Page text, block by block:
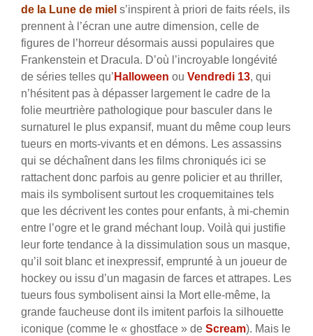
de la Lune de miel s’inspirent à priori de faits réels, ils
prennent à l’écran une autre dimension, celle de
figures de l’horreur désormais aussi populaires que
Frankenstein et Dracula. D’où l’incroyable longévité
de séries telles qu’ Halloween ou Vendredi 13, qui
n’hésitent pas à dépasser largement le cadre de la
folie meurtrière pathologique pour basculer dans le
surnaturel le plus expansif, muant du même coup leurs
tueurs en morts-vivants et en démons. Les assassins
qui se déchaînent dans les films chroniqués ici se
rattachent donc parfois au genre policier et au thriller,
mais ils symbolisent surtout les croquemitaines tels
que les décrivent les contes pour enfants, à mi-chemin
entre l’ogre et le grand méchant loup. Voilà qui justifie
leur forte tendance à la dissimulation sous un masque,
qu’il soit blanc et inexpressif, emprunté à un joueur de
hockey ou issu d’un magasin de farces et attrapes. Les
tueurs fous symbolisent ainsi la Mort elle-même, la
grande faucheuse dont ils imitent parfois la silhouette
iconique (comme le « ghostface » de Scream). Mais le